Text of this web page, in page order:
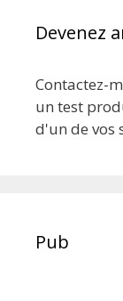
Devenez
Contactez-
un test
d'un de vos
Pub